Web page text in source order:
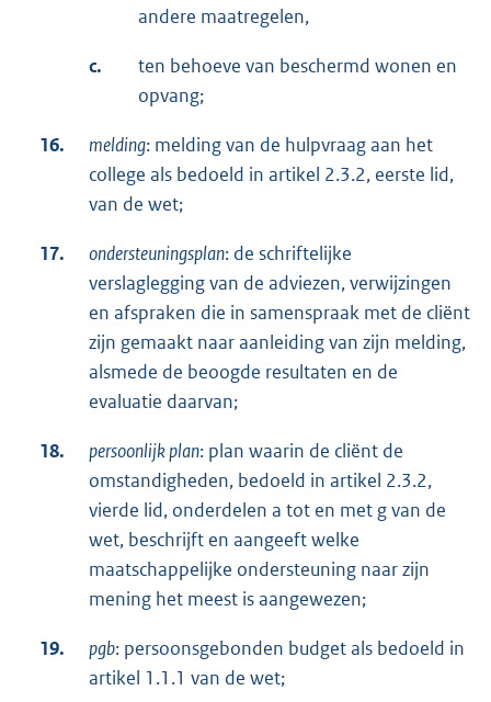
andere maatregelen,
c.
ten behoeve van beschermd wonen en
opvang;
16. melding: melding van de hulpvraag aan het
college als bedoeld in artikel 2.3.2, eerste lid,
van de wet;
17. ondersteuningsplan: de schriftelijke
verslaglegging van de adviezen, verwijzingen
en afspraken die in samenspraak met de cliënt
zijn gemaakt naar aanleiding van zijn melding,
alsmede de beoogde resultaten en de
evaluatie daarvan;
18. persoonlijk plan: plan waarin de cliënt de
omstandigheden, bedoeld in artikel 2.3.2,
vierde lid, onderdelen a tot en met g van de
wet, beschrijft en aangeeft welke
maatschappelijke ondersteuning naar zijn
mening het meest is aangewezen;
19. pgb: persoonsgebonden budget als bedoeld in
artikel 1.1.1 van de wet;